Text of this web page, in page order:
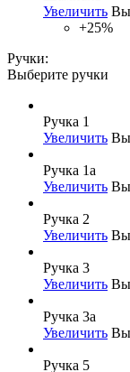
Увеличить
+25%
Ручки:
Выберите ручки
Ручка 1
Увеличить
Ручка 1а
Увеличить
Ручка 2
Увеличить
Ручка 3
Увеличить
Ручка 3а
Увеличить
Ручка 5